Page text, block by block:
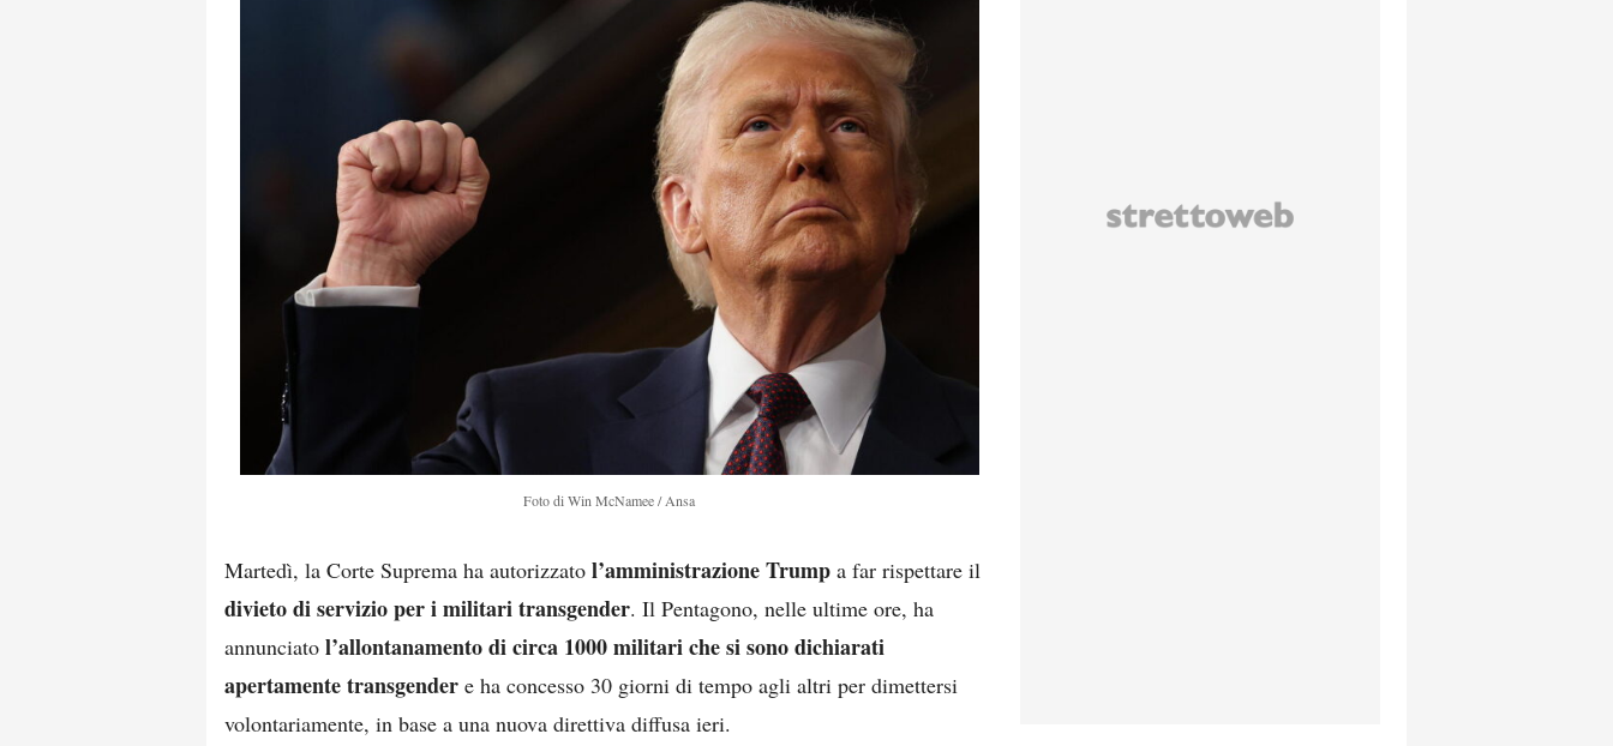
Foto di Win McNamee / Ansa
Martedì, la Corte Suprema ha autorizzato l’amministrazione Trump a far rispettare il
divieto di servizio per i militari transgender. Il Pentagono, nelle ultime ore, ha
annunciato l’allontanamento di circa 1000 militari che si sono dichiarati
apertamente transgender e ha concesso 30 giorni di tempo agli altri per dimettersi
volontariamente, in base a una nuova direttiva diffusa ieri.